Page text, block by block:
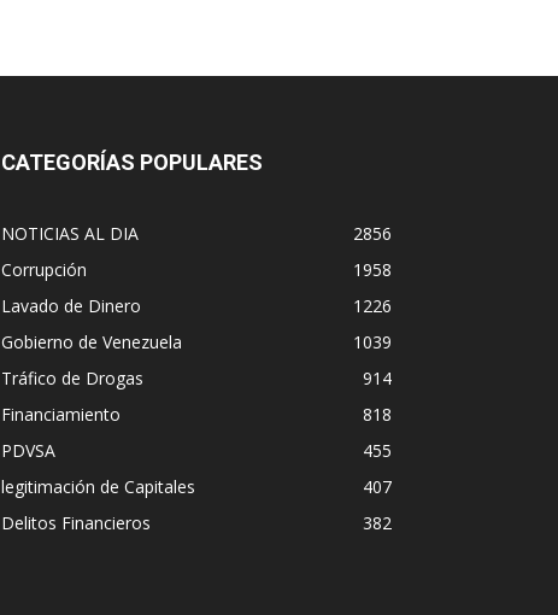
CATEGORÍAS POPULARES
NOTICIAS AL DIA
2856
Corrupción
1958
Lavado de Dinero
1226
Gobierno de Venezuela
1039
Tráfico de Drogas
914
Financiamiento
818
PDVSA
455
legitimación de Capitales
407
Delitos Financieros
382